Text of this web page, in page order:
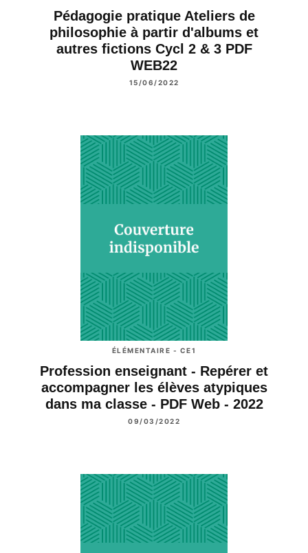
Pédagogie pratique Ateliers de
philosophie à partir d'albums et
autres fictions Cycl 2 & 3 PDF
WEB22
15/06/2022
ÉLÉMENTAIRE - CE1
Profession enseignant - Repérer et
accompagner les élèves atypiques
dans ma classe - PDF Web - 2022
09/03/2022